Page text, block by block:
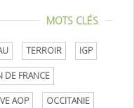
MOTS CLÉS
TERROIR IGP
DE FRANCE
AOP OCCITANIE